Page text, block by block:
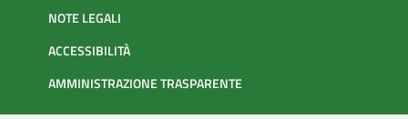
NOTE LEGALI
ACCESSIBILITÀ
AMMINISTRAZIONE TRASPARENTE